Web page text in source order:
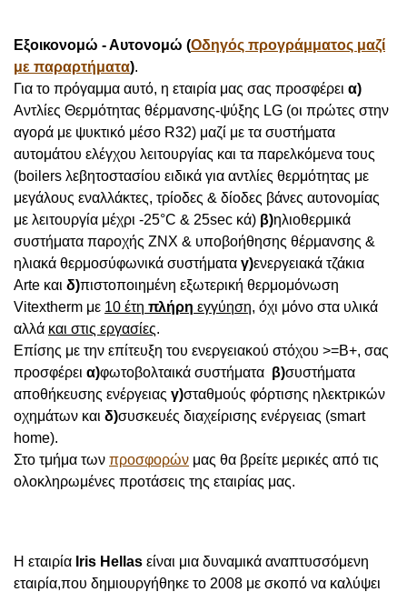
Εξοικονομώ - Αυτονομώ (Οδηγός προγράμματος μαζί
με παραρτήματα).
Για το πρόγαμμα αυτό, η εταιρία μας σας προσφέρει α)
Αντλίες Θερμότητας θέρμανσης-ψύξης LG (οι πρώτες στην
αγορά με ψυκτικό μέσο R32) μαζί με τα συστήματα
αυτομάτου ελέγχου λειτουργίας και τα παρελκόμενα τους
(boilers λεβητοστασίου ειδικά για αντλίες θερμότητας με
μεγάλους εναλλάκτες, τρίοδες & δίοδες βάνες αυτονομίας
με λειτουργία μέχρι -25°C & 25sec κά) β)ηλιοθερμικά
συστήματα παροχής ΖΝΧ & υποβοήθησης θέρμανσης &
ηλιακά θερμοσύφωνικά συστήματα γ)ενεργειακά τζάκια
Arte και δ)πιστοποιημένη εξωτερική θερμομόνωση
Vitextherm με 10 έτη πλήρη εγγύηση, όχι μόνο στα υλικά
αλλά και στις εργασίες.
Επίσης με την επίτευξη του ενεργειακού στόχου >=Β+, σας
προσφέρει α)φωτοβολταικά συστήματα β)συστήματα
αποθήκευσης ενέργειας γ)σταθμούς φόρτισης ηλεκτρικών
οχημάτων και δ)συσκευές διαχείρισης ενέργειας (smart
home).
Στο τμήμα των προσφορών μας θα βρείτε μερικές από τις
ολοκληρωμένες προτάσεις της εταιρίας μας.
Η εταιρία Iris Hellas είναι μια δυναμικά αναπτυσσόμενη
εταιρία,που δημιουργήθηκε το 2008 με σκοπό να καλύψει